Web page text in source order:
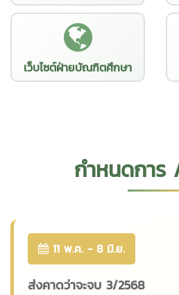
เว็บไซต์ฝ่ายบัณฑิตศึกษา
กำหนดการ
11 พ.ค. - 8 มิ.ย.
ส่งคาดว่าจะจบ 3/2568